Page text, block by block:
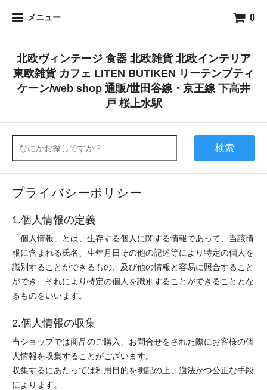
メニュー 0
北欧ヴィンテージ 食器 北欧雑貨 北欧インテリア
東欧雑貨 カフェ LITEN BUTIKEN リーテンブティ
ケーン/web shop 通販/世田谷線・京王線 下高井
戸 桜上水駅
検索
プライバシーポリシー
1.個人情報の定義
「個人情報」とは、生存する個人に関する情報であって、当該情
報に含まれる氏名、生年月日その他の記述等により特定の個人を
識別することができるもの、及び他の情報と容易に照合すること
ができ、それにより特定の個人を識別することができることとな
るものをいいます。
2.個人情報の収集
当ショップでは商品のご購入、お問合せをされた際にお客様の個
人情報を収集することがございます。
収集するにあたっては利用目的を明記の上、適法かつ公正な手段
によります。